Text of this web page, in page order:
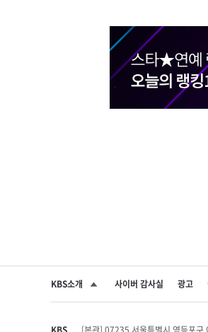
KBS소개 사이버 감사실 광고
SNS 공유하기